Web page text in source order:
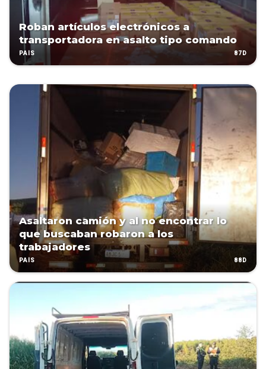
Roban artículos electrónicos a
transportadora en asalto tipo comando
PAÍS 87D
Asaltaron camión y al no encontrar lo
que buscaban robaron a los
trabajadores
PAÍS 88D